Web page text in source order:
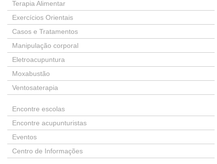
Terapia Alimentar
Exercícios Orientais
Casos e Tratamentos
Manipulação corporal
Eletroacupuntura
Moxabustão
Ventosaterapia
Encontre escolas
Encontre acupunturistas
Eventos
Centro de Informações